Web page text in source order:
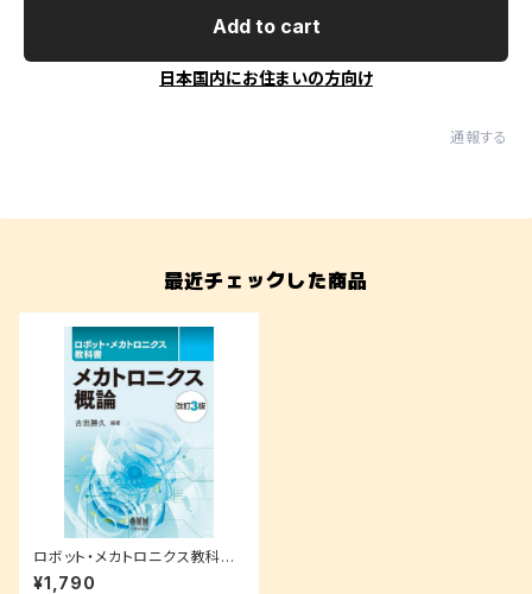
Add to cart
日本国内にお住まいの方向け
通報する
最近チェックした商品
ロボット・メカトロニクス教科書
メカトロニクス概論(改訂3版)
¥1,790